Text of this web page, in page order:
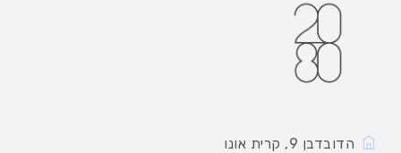
הדובדבן 9, קרית אונו